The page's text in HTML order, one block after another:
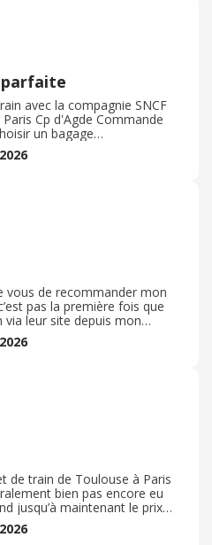
à mobilité réduite, revente
bon d’achat de 80% du prix
avec la compagnie SNCF
Cp d'Agde Commande
un bagage
valise cabine gratuite ne
siège et l'option prise
paiement et la validation
quasiment instantané de
et du e-ticket QR CODE
dans mon wallet
service Ouigo pour des
si prend tôt comme toujours
via leur site depuis mon
et je n’ai pas eu de
pense pas en avoir mais
j’ai pas mal de famille part
je vais les voir tous
pas cher et qu’il a pas mal
j’ai eu un code promo je
de train de Toulouse à Paris
bien pas encore eu
jusqu’à maintenant le prix